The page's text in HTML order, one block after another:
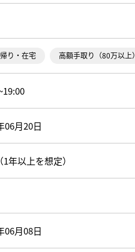
り・在宅 高額手取り（80万以上）
06月20日
年以上を想定）
06月08日